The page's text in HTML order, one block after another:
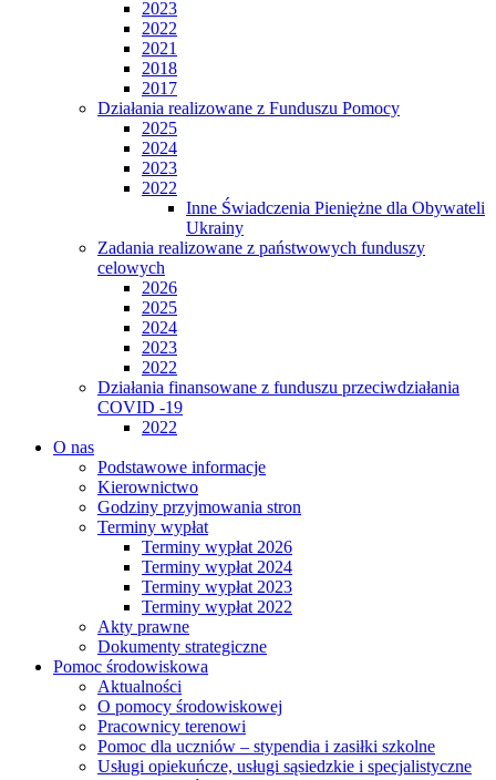
2023
2022
2021
2018
2017
Działania realizowane z Funduszu Pomocy
2025
2024
2023
2022
Inne Świadczenia Pieniężne dla Obywateli
Ukrainy
Zadania realizowane z państwowych funduszy
celowych
2026
2025
2024
2023
2022
Działania finansowane z funduszu przeciwdziałania
COVID -19
2022
O nas
Podstawowe informacje
Kierownictwo
Godziny przyjmowania stron
Terminy wypłat
Terminy wypłat 2026
Terminy wypłat 2024
Terminy wypłat 2023
Terminy wypłat 2022
Akty prawne
Dokumenty strategiczne
Pomoc środowiskowa
Aktualności
O pomocy środowiskowej
Pracownicy terenowi
Pomoc dla uczniów – stypendia i zasiłki szkolne
Usługi opiekuńcze, usługi sąsiedzkie i specjalistyczne